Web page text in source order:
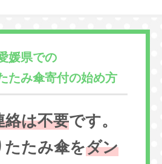
媛県での
たみ傘寄付の始め方
絡は不要です。
たたみ傘をダン